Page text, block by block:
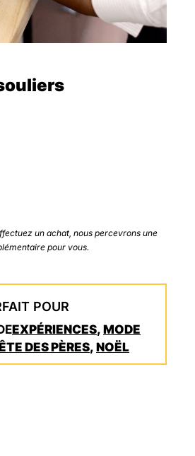
un achat, nous percevrons une
pour vous.
POUR
EXPÉRIENCES, MODE
DES PÈRES, NOËL